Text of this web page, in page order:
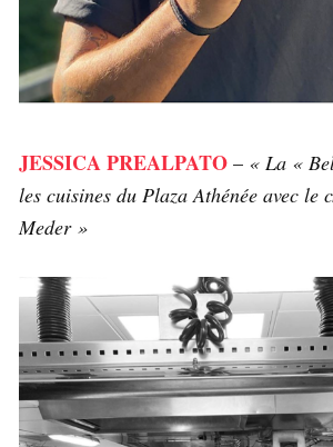
JESSICA PREALPATO – « La «
les cuisines du Plaza Athénée avec le
Meder »